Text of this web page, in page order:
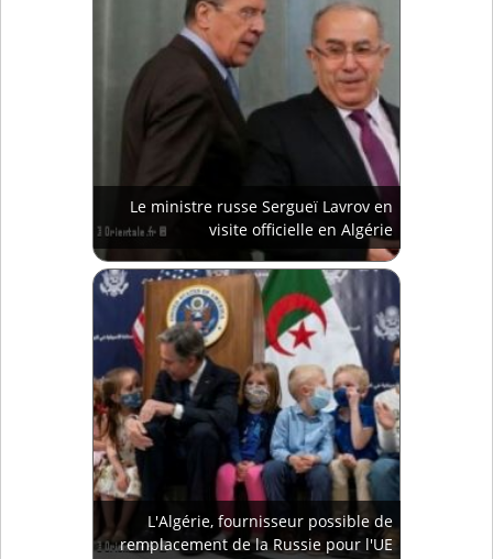
Le ministre russe Sergueï Lavrov en
visite officielle en Algérie
L'Algérie, fournisseur possible de
remplacement de la Russie pour l'UE